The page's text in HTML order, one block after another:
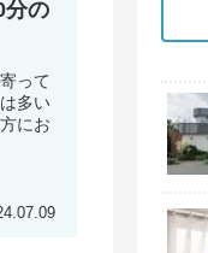
分の
って
多い
にお